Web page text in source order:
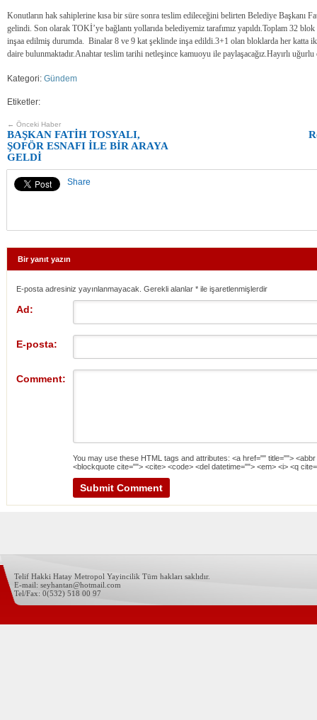
Konutların hak sahiplerine kısa bir süre sonra teslim edileceğini belirten Belediye Başkanı
gelindi. Son olarak TOKİ’ye bağlantı yollarıda belediyemiz tarafımız yapıldı.Toplam 32
inşaa edilmiş durumda. Binalar 8 ve 9 kat şeklinde inşa edildi.3+1 olan bloklarda her katta
daire bulunmaktadır.Anahtar teslim tarihi netleşince kamuoyu ile paylaşacağız.Hayırlı
Kategori: Gündem
Etiketler:
← Önceki Haber
BAŞKAN FATİH TOSYALI,
ŞOFÖR ESNAFI İLE BİR ARAYA
GELDİ
Share
Bir yanıt yazın
E-posta adresiniz yayınlanmayacak. Gerekli alanlar * ile işaretlenmişlerdir
Ad:
E-posta:
Comment:
You may use these HTML tags and attributes: <a href="" title="">
<blockquote cite=""> <cite> <code> <del datetime=""> <em> <i> <q
Telif Hakki Hatay Metropol Yayincilik Tüm hakları saklıdır.
E-mail: seyhantan@hotmail.com
Tel/Fax: 0(532) 518 00 97